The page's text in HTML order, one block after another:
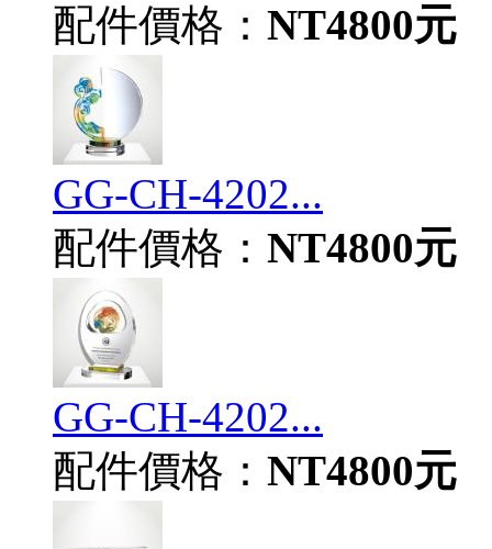
配件價格： NT4800元
GG-CH-4202...
配件價格： NT4800元
GG-CH-4202...
配件價格： NT4800元